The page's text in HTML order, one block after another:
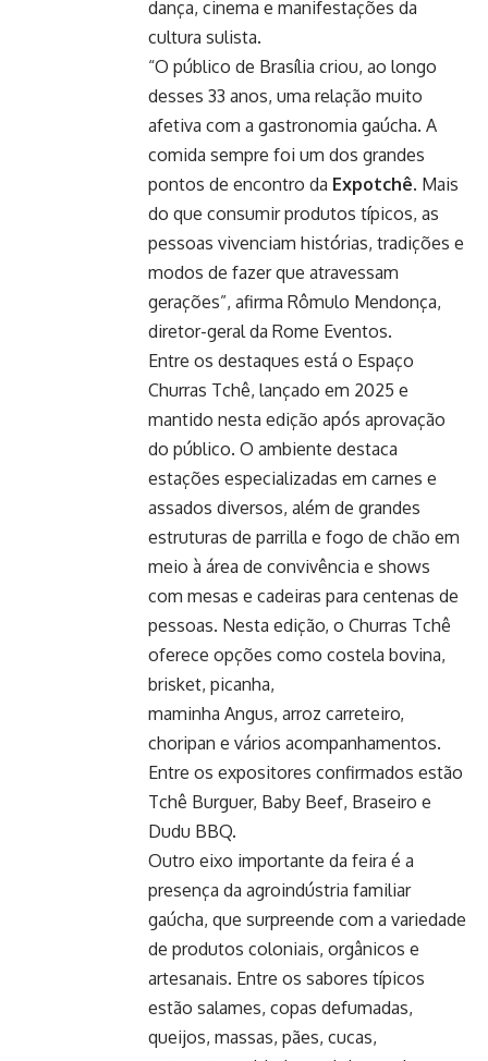
dança, cinema e manifestações da
cultura sulista.
“O público de Brasília criou, ao longo
desses 33 anos, uma relação muito
afetiva com a gastronomia gaúcha. A
comida sempre foi um dos grandes
pontos de encontro da Expotchê. Mais
do que consumir produtos típicos, as
pessoas vivenciam histórias, tradições e
modos de fazer que atravessam
gerações”, afirma Rômulo Mendonça,
diretor-geral da Rome Eventos.
Entre os destaques está o Espaço
Churras Tchê, lançado em 2025 e
mantido nesta edição após aprovação
do público. O ambiente destaca
estações especializadas em carnes e
assados diversos, além de grandes
estruturas de parrilla e fogo de chão em
meio à área de convivência e shows
com mesas e cadeiras para centenas de
pessoas. Nesta edição, o Churras Tchê
oferece opções como costela bovina,
brisket, picanha,
maminha Angus, arroz carreteiro,
choripan e vários acompanhamentos.
Entre os expositores confirmados estão
Tchê Burguer, Baby Beef, Braseiro e
Dudu BBQ.
Outro eixo importante da feira é a
presença da agroindústria familiar
gaúcha, que surpreende com a variedade
de produtos coloniais, orgânicos e
artesanais. Entre os sabores típicos
estão salames, copas defumadas,
queijos, massas, pães, cucas,